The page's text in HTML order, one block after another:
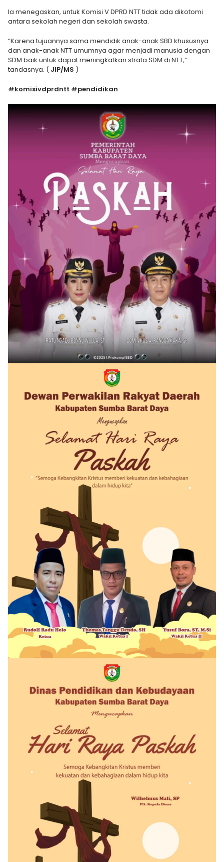
Ia menegaskan, untuk Komisi V DPRD NTT tidak ada dikotomi
antara sekolah negeri dan sekolah swasta.
“Karena tujuannya sama mendidik anak-anak SBD khususnya
dan anak-anak NTT umumnya agar menjadi manusia dengan
SDM baik untuk dapat meningkatkan strata SDM di NTT,”
tandasnya. ( JIP/MS )
#komisivdprdntt #pendidikan